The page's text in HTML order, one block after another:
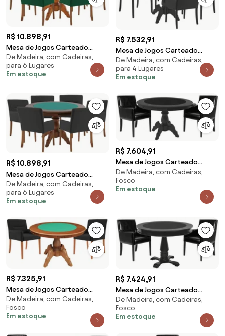
R$ 10.898,91
Mesa de Jogos Carteado
Redonda Montreal Tampo
Reversível Amêndoa com 6
Cadeiras Vicenza Verde G36
De Madeira, com Cadeiras,
para 6 Lugares
Em estoque
R$ 7.532,91
Mesa de Jogos Carteado
Redonda Montreal Tampo
Reversível Preto com 4
Cadeiras Vicenza Preto Fosco
De Madeira, com Cadeiras,
para 4 Lugares
Em estoque
R$ 10.898,91
Mesa de Jogos Carteado
Redonda Montreal Tampo
Reversível Imbuia com 6
Cadeiras Vicenza Preto Fosco
De Madeira, com Cadeiras,
para 6 Lugares
Em estoque
R$ 7.604,91
Mesa de Jogos Carteado
Montreal Redonda Tampo
Reversível Preto com 2
Cadeiras Liverpool PU Sintético
Preto Liso G36 G15 - Gran Belo
De Madeira, com Cadeiras,
Fosco
Em estoque
R$ 7.325,91
Mesa de Jogos Carteado
Redonda Montreal Tampo
Reversível Amêndoa com 2
Cadeiras Vicenza Preto Fosco
De Madeira, com Cadeiras,
Fosco
Em estoque
R$ 7.424,91
Mesa de Jogos Carteado
Redonda Victoria Tampo
Reversível Preto com 2
Cadeiras Liverpool PU Sintético
De Madeira, com Cadeiras,
Fosco
Em estoque